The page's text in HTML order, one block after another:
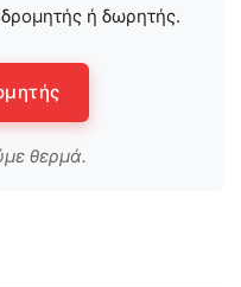
ή δωρητής.
θερμά.